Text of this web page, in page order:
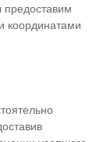
предоставим
координатами